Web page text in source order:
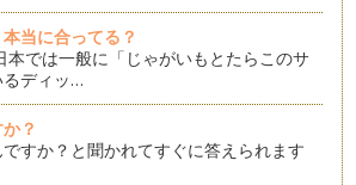
当に合ってる？
本では一般に「じゃがいもとたらこのサ
るディッ…
？
すか？と聞かれてすぐに答えられます